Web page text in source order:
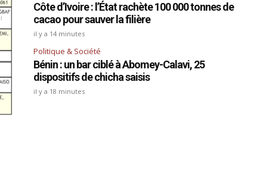
Côte d’Ivoire : l’État rachète 100 000 tonnes de
cacao pour sauver la filière
il y a 14 minutes
Politique & Société
Bénin : un bar ciblé à Abomey-Calavi, 25
dispositifs de chicha saisis
il y a 18 minutes